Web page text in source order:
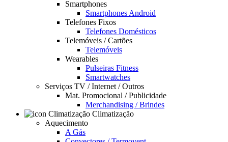
Smartphones
Smartphones Android
Telefones Fixos
Telefones Domésticos
Telemóveis / Cartões
Telemóveis
Wearables
Pulseiras Fitness
Smartwatches
Serviços TV / Internet / Outros
Mat. Promocional / Publicidade
Merchandising / Brindes
Climatização
Aquecimento
A Gás